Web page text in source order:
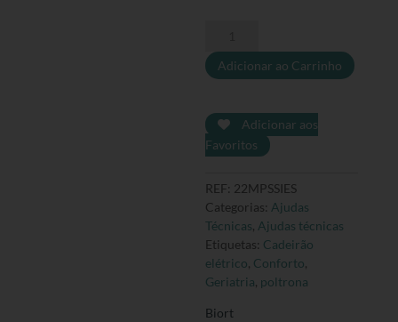
Poltrona
reclinável
elétrico
com
BIMOTOR
-
SIENNA
Adicionar ao Carrinho
Adicionar aos
Favoritos
REF: 22MPSSIES
Categorias: Ajudas
Técnicas, Ajudas técnicas
Etiquetas: Cadeirão
elétrico, Conforto,
Geriatria, poltrona
Biort